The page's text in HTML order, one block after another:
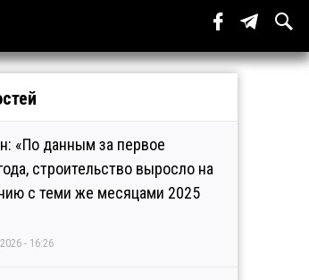
«По данным за первое
строительство выросло на
с теми же месяцами 2025
- 16:26